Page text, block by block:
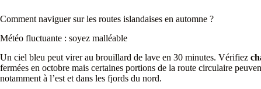
Comment naviguer sur les routes islandaises en automne ?
Météo fluctuante : soyez malléable
Un ciel bleu peut virer au brouillard de lave en 30 minutes. Vérifiez
fermées en octobre mais certaines portions de la route circulaire
notamment à l’est et dans les fjords du nord.